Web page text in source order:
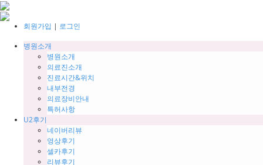
회원가입 | 로그인
병원소개
병원소개
의료진소개
진료시간&위치
내부전경
의료장비안내
특허사항
U2후기
네이버리뷰
영상후기
셀카후기
리뷰후기